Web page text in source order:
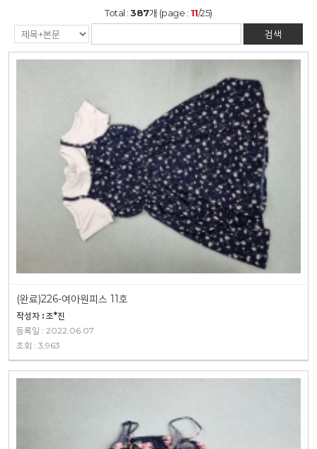
Total :387개 (page : 11/25)
검색
(완료)226-여아원피스 11호
작성자 : 조*진
등록일 : 2022.06.07
조회 : 3,963